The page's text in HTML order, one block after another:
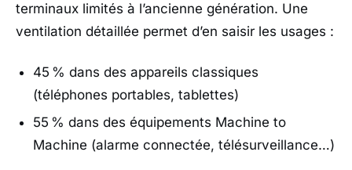
terminaux limités à l’ancienne génération. Une
ventilation détaillée permet d’en saisir les usages :
45 % dans des appareils classiques
(téléphones portables, tablettes)
55 % dans des équipements Machine to
Machine (alarme connectée, télésurveillance…)